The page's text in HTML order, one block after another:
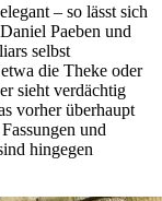
– so lässt sich
Paeben und
selbst
die Theke oder
sieht verdächtig
vorher überhaupt
und
hingegen